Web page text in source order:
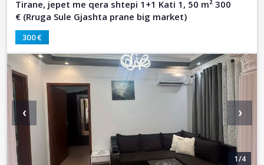
Tirane, jepet me qera shtepi 1+1 Kati 1, 50 m² 300
€ (Rruga Sule Gjashta prane big market)
300 €
1/4
‹ ›